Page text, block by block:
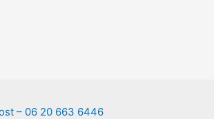
– 06 20 663 6446